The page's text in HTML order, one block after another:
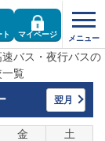
ト マイページ
バス・夜行バスの
一覧
翌月
金 土